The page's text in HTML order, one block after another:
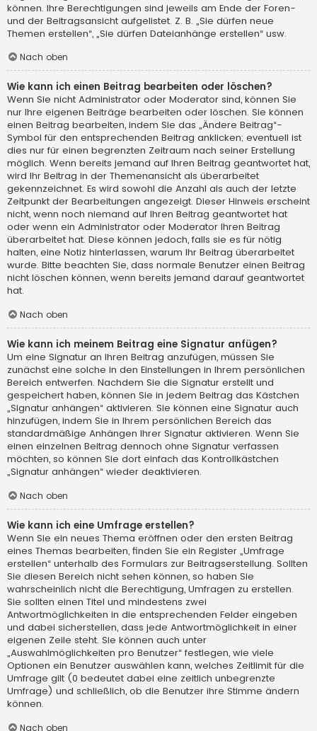
können. Ihre Berechtigungen sind jeweils am Ende der Foren-
und der Beitragsansicht aufgelistet. Z. B. „Sie dürfen neue
Themen erstellen“, „Sie dürfen Dateianhänge erstellen“ usw.
Nach oben
Wie kann ich einen Beitrag bearbeiten oder löschen?
Wenn Sie nicht Administrator oder Moderator sind, können Sie
nur Ihre eigenen Beiträge bearbeiten oder löschen. Sie können
einen Beitrag bearbeiten, indem Sie das „Ändere Beitrag“-
Symbol für den entsprechenden Beitrag anklicken; eventuell ist
dies nur für einen begrenzten Zeitraum nach seiner Erstellung
möglich. Wenn bereits jemand auf Ihren Beitrag geantwortet hat,
wird Ihr Beitrag in der Themenansicht als überarbeitet
gekennzeichnet. Es wird sowohl die Anzahl als auch der letzte
Zeitpunkt der Bearbeitungen angezeigt. Dieser Hinweis erscheint
nicht, wenn noch niemand auf Ihren Beitrag geantwortet hat
oder wenn ein Administrator oder Moderator Ihren Beitrag
überarbeitet hat. Diese können jedoch, falls sie es für nötig
halten, eine Notiz hinterlassen, warum Ihr Beitrag überarbeitet
wurde. Bitte beachten Sie, dass normale Benutzer einen Beitrag
nicht löschen können, wenn bereits jemand darauf geantwortet
hat.
Nach oben
Wie kann ich meinem Beitrag eine Signatur anfügen?
Um eine Signatur an Ihren Beitrag anzufügen, müssen Sie
zunächst eine solche in den Einstellungen in Ihrem persönlichen
Bereich entwerfen. Nachdem Sie die Signatur erstellt und
gespeichert haben, können Sie in jedem Beitrag das Kästchen
„Signatur anhängen“ aktivieren. Sie können eine Signatur auch
hinzufügen, indem Sie in Ihrem persönlichen Bereich das
standardmäßige Anhängen Ihrer Signatur aktivieren. Wenn Sie
einen einzelnen Beitrag dennoch ohne Signatur verfassen
möchten, so können Sie dort einfach das Kontrollkästchen
„Signatur anhängen“ wieder deaktivieren.
Nach oben
Wie kann ich eine Umfrage erstellen?
Wenn Sie ein neues Thema eröffnen oder den ersten Beitrag
eines Themas bearbeiten, finden Sie ein Register „Umfrage
erstellen“ unterhalb des Formulars zur Beitragserstellung. Sollten
Sie diesen Bereich nicht sehen können, so haben Sie
wahrscheinlich nicht die Berechtigung, Umfragen zu erstellen.
Sie sollten einen Titel und mindestens zwei
Antwortmöglichkeiten in die entsprechenden Felder eingeben
und dabei sicherstellen, dass jede Antwortmöglichkeit in einer
eigenen Zeile steht. Sie können auch unter
„Auswahlmöglichkeiten pro Benutzer“ festlegen, wie viele
Optionen ein Benutzer auswählen kann, welches Zeitlimit für die
Umfrage gilt (0 bedeutet dabei eine zeitlich unbegrenzte
Umfrage) und schließlich, ob die Benutzer ihre Stimme ändern
können.
Nach oben